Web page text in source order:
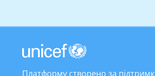
Платформу створено за